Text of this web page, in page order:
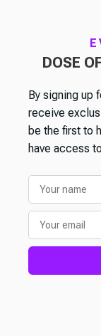
DOSE
By signing up
receive
be the first to
have access